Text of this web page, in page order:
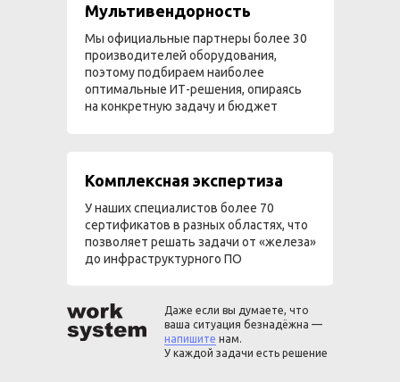
Мультивендорность
Мы официальные партнеры более 30
производителей оборудования,
поэтому подбираем наиболее
оптимальные ИТ-решения, опираясь
на конкретную задачу и бюджет
Комплексная экспертиза
У наших специалистов более 70
сертификатов в разных областях, что
позволяет решать задачи от «железа»
до инфраструктурного ПО
Даже если вы думаете, что
ваша ситуация безнадёжна —
напишите нам.
У каждой задачи есть решение